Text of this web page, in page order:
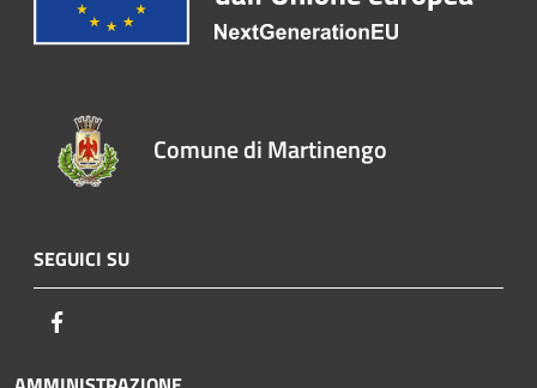
Comune di Martinengo
SEGUICI SU